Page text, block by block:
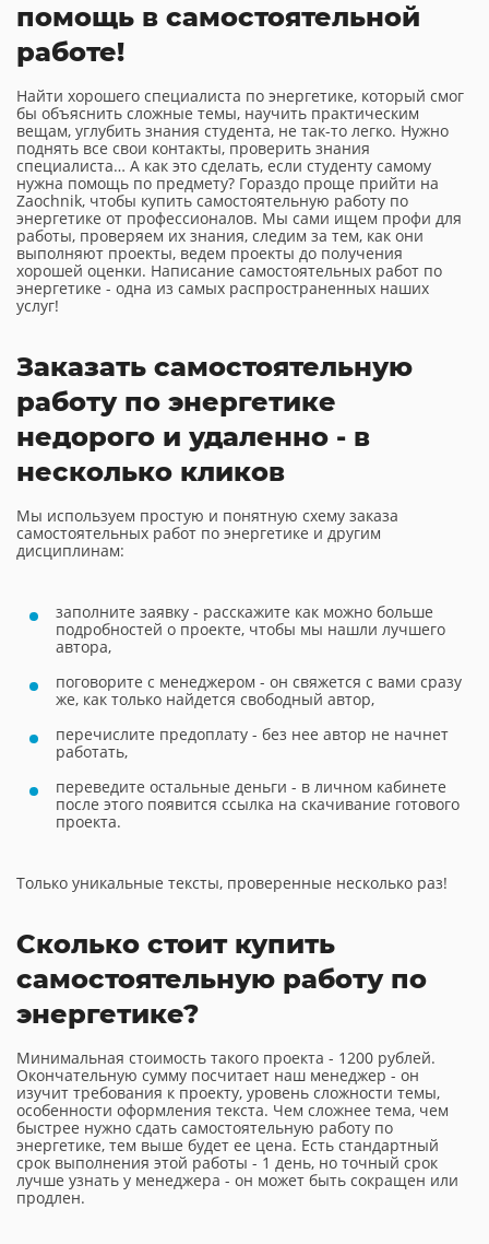
помощь в самостоятельной
работе!
Найти хорошего специалиста по энергетике, который смог
бы объяснить сложные темы, научить практическим
вещам, углубить знания студента, не так-то легко. Нужно
поднять все свои контакты, проверить знания
специалиста… А как это сделать, если студенту самому
нужна помощь по предмету? Гораздо проще прийти на
Zaochnik, чтобы купить самостоятельную работу по
энергетике от профессионалов. Мы сами ищем профи для
работы, проверяем их знания, следим за тем, как они
выполняют проекты, ведем проекты до получения
хорошей оценки. Написание самостоятельных работ по
энергетике - одна из самых распространенных наших
услуг!
Заказать самостоятельную
работу по энергетике
недорого и удаленно - в
несколько кликов
Мы используем простую и понятную схему заказа
самостоятельных работ по энергетике и другим
дисциплинам:
заполните заявку - расскажите как можно больше
подробностей о проекте, чтобы мы нашли лучшего
автора,
поговорите с менеджером - он свяжется с вами сразу
же, как только найдется свободный автор,
перечислите предоплату - без нее автор не начнет
работать,
переведите остальные деньги - в личном кабинете
после этого появится ссылка на скачивание готового
проекта.
Только уникальные тексты, проверенные несколько раз!
Сколько стоит купить
самостоятельную работу по
энергетике?
Минимальная стоимость такого проекта - 1200 рублей.
Окончательную сумму посчитает наш менеджер - он
изучит требования к проекту, уровень сложности темы,
особенности оформления текста. Чем сложнее тема, чем
быстрее нужно сдать самостоятельную работу по
энергетике, тем выше будет ее цена. Есть стандартный
срок выполнения этой работы - 1 день, но точный срок
лучше узнать у менеджера - он может быть сокращен или
продлен.